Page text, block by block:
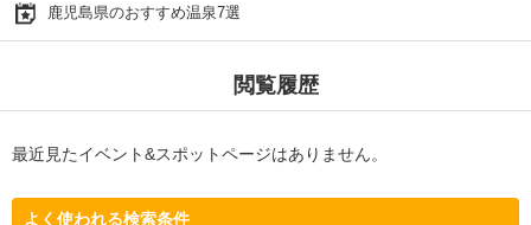
鹿児島県のおすすめ温泉7選
閲覧履歴
最近見たイベント&スポットページはありません。
よく使われる検索条件